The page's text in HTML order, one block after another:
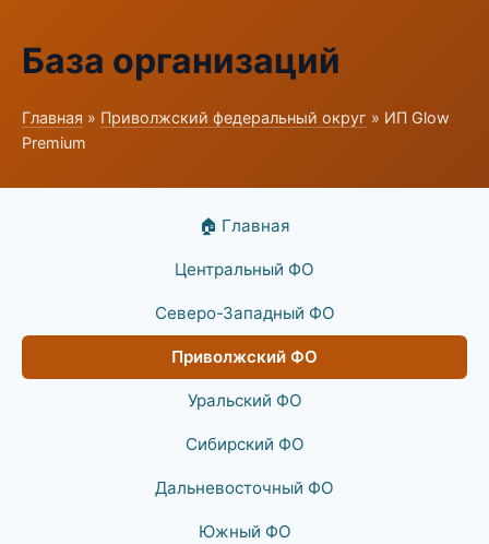
База организаций
Главная » Приволжский федеральный округ » ИП Glow
Premium
🏠 Главная
Центральный ФО
Северо-Западный ФО
Приволжский ФО
Уральский ФО
Сибирский ФО
Дальневосточный ФО
Южный ФО